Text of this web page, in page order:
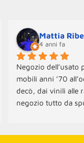
Mattia
4 anni fa
Negozio
mobili anni ’70
decò, dai vinili alle
negozio tutto da